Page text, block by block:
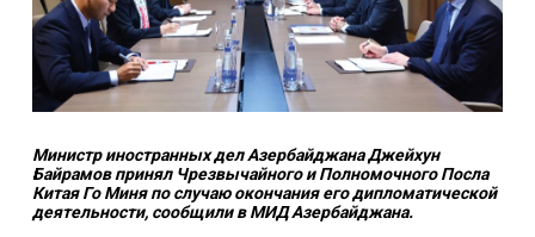
Министр иностранных дел Азербайджана Джейхун
Байрамов принял Чрезвычайного и Полномочного Посла
Китая Го Миня по случаю окончания его дипломатической
деятельности, сообщили в МИД Азербайджана.